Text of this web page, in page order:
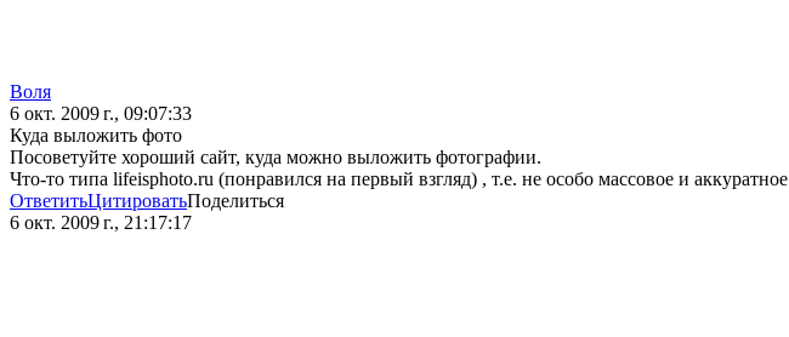
Воля
6 окт. 2009 г., 09:07:33
Куда выложить фото
Посоветуйте хороший сайт, куда можно выложить фотографии.
Что-то типа lifeisphoto.ru (понравился на первый взгляд) , т.е. не особо массовое и аккуратное
ОтветитьЦитироватьПоделиться
6 окт. 2009 г., 21:17:17